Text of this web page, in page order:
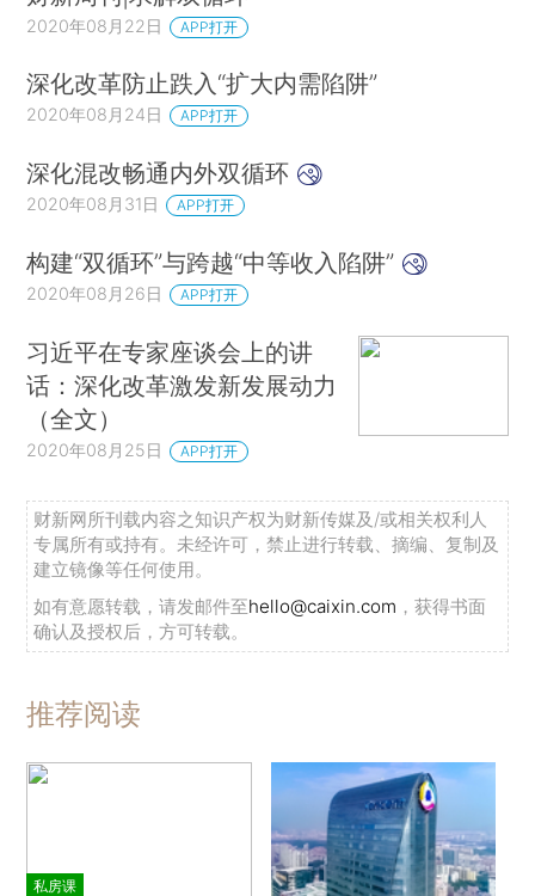
2020年08月22日 APP打开
深化改革防止跌入“扩大内需陷阱”
2020年08月24日 APP打开
深化混改畅通内外双循环
2020年08月31日 APP打开
构建“双循环”与跨越“中等收入陷阱”
2020年08月26日 APP打开
习近平在专家座谈会上的讲
话：深化改革激发新发展动力
（全文）
2020年08月25日 APP打开
财新网所刊载内容之知识产权为财新传媒及/或相关权利人
专属所有或持有。未经许可，禁止进行转载、摘编、复制及
建立镜像等任何使用。
如有意愿转载，请发邮件至hello@caixin.com ，获得书面
确认及授权后，方可转载。
推荐阅读
私房课